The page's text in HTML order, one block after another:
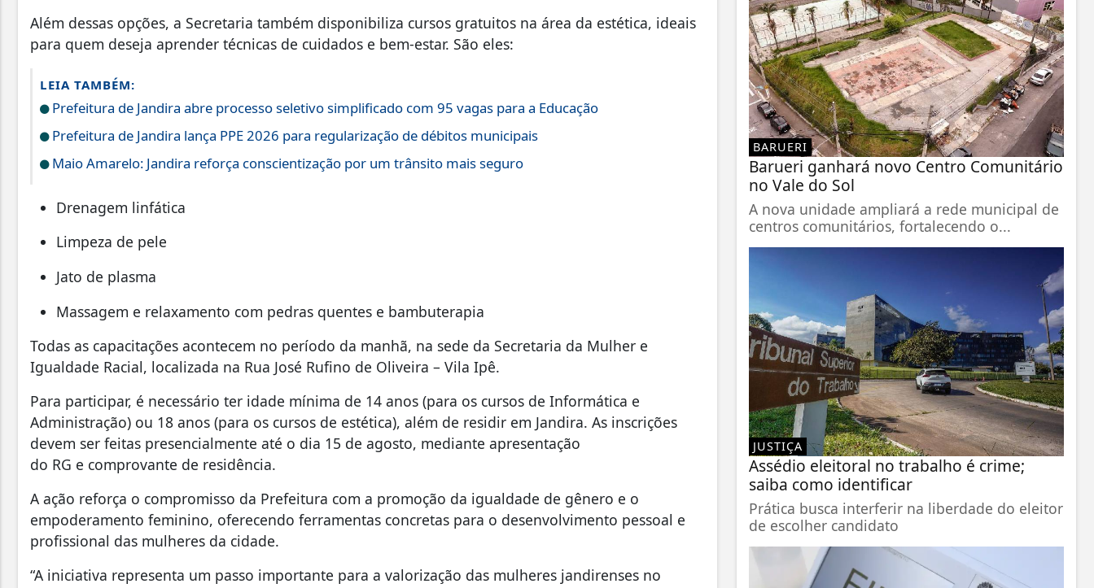
Além dessas opções, a Secretaria também disponibiliza cursos gratuitos na área da estética, ideais
para quem deseja aprender técnicas de cuidados e bem-estar. São eles:
LEIA TAMBÉM:
Prefeitura de Jandira abre processo seletivo simplificado com 95 vagas para a Educação
Prefeitura de Jandira lança PPE 2026 para regularização de débitos municipais
Maio Amarelo: Jandira reforça conscientização por um trânsito mais seguro
Drenagem linfática
Limpeza de pele
Jato de plasma
Massagem e relaxamento com pedras quentes e bambuterapia
Todas as capacitações acontecem no período da manhã, na sede da Secretaria da Mulher e
Igualdade Racial, localizada na Rua José Rufino de Oliveira – Vila Ipê.
Para participar, é necessário ter idade mínima de 14 anos (para os cursos de Informática e
Administração) ou 18 anos (para os cursos de estética), além de residir em Jandira. As inscrições
devem ser feitas presencialmente até o dia 15 de agosto, mediante apresentação
do RG e comprovante de residência.
A ação reforça o compromisso da Prefeitura com a promoção da igualdade de gênero e o
empoderamento feminino, oferecendo ferramentas concretas para o desenvolvimento pessoal e
profissional das mulheres da cidade.
“A iniciativa representa um passo importante para a valorização das mulheres jandirenses no
BARUERI
Barueri ganhará novo Centro Comunitário
no Vale do Sol
A nova unidade ampliará a rede municipal de
centros comunitários, fortalecendo o...
JUSTIÇA
Assédio eleitoral no trabalho é crime;
saiba como identificar
Prática busca interferir na liberdade do eleitor
de escolher candidato